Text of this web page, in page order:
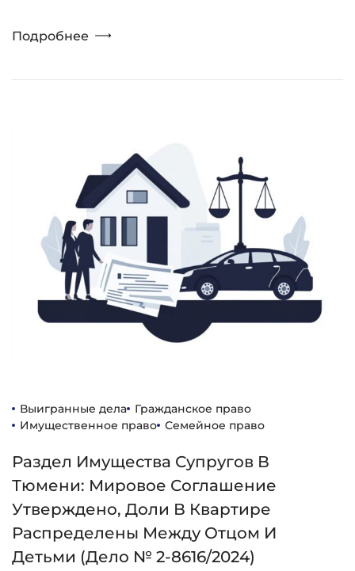
Подробнее
Выигранные дела
Гражданское право
Имущественное право Семейное право
Раздел Имущества Супругов В
Тюмени: Мировое Соглашение
Утверждено, Доли В Квартире
Распределены Между Отцом И
Детьми (дело № 2-8616/2024)